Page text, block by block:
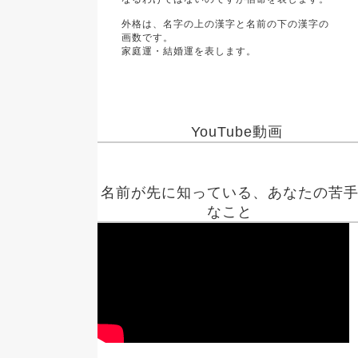
外格は、名字の上の漢字と名前の下の漢字の
画数です。
家庭運・結婚運を表します。
YouTube動画
名前が先に知っている、あなたの苦手
なこと